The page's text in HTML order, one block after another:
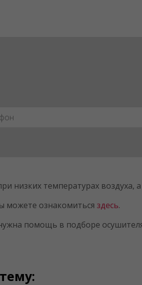
*
температурах воздуха,
можете ознакомиться здесь.
помощь в подборе